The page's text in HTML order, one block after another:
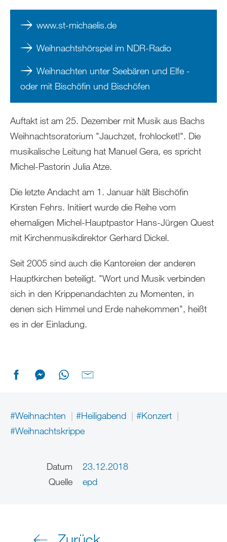
www.st-michaelis.de
Weihnachtshörspiel im NDR-Radio
Weihnachten unter Seebären und Elfe -
oder mit Bischöfin und Bischöfen
Auftakt ist am 25. Dezember mit Musik aus Bachs
Weihnachtsoratorium "Jauchzet, frohlocket!". Die
musikalische Leitung hat Manuel Gera, es spricht
Michel-Pastorin Julia Atze.
Die letzte Andacht am 1. Januar hält Bischöfin
Kirsten Fehrs. Initiiert wurde die Reihe vom
ehemaligen Michel-Hauptpastor Hans-Jürgen Quest
mit Kirchenmusikdirektor Gerhard Dickel.
Seit 2005 sind auch die Kantoreien der anderen
Hauptkirchen beteiligt. "Wort und Musik verbinden
sich in den Krippenandachten zu Momenten, in
denen sich Himmel und Erde nahekommen", heißt
es in der Einladung.
#Weihnachten #Heiligabend
#Konzert
#Weihnachtskrippe
Datum
23.12.2018
Quelle
epd